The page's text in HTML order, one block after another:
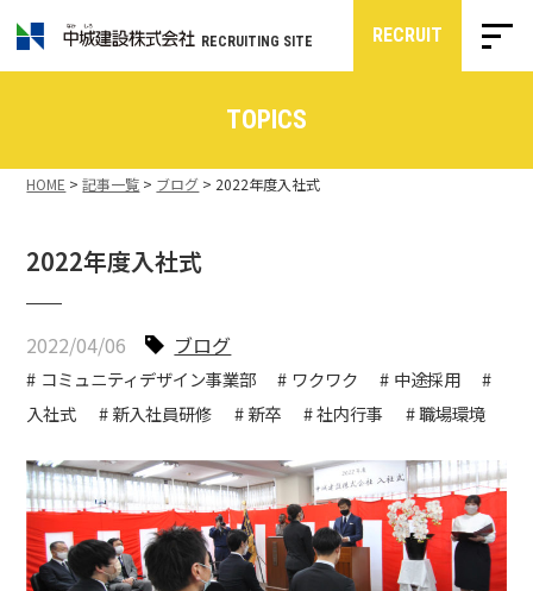
RECRUITING SITE RECRUIT
TOPICS
HOME >記事一覧 > ブログ > 2022年度入社式
2022年度入社式
2022/04/06 ブログ
コミュニティデザイン事業部 ワクワク
中途採用
入社式
新入社員研修 新卒 社内行事 職場環境